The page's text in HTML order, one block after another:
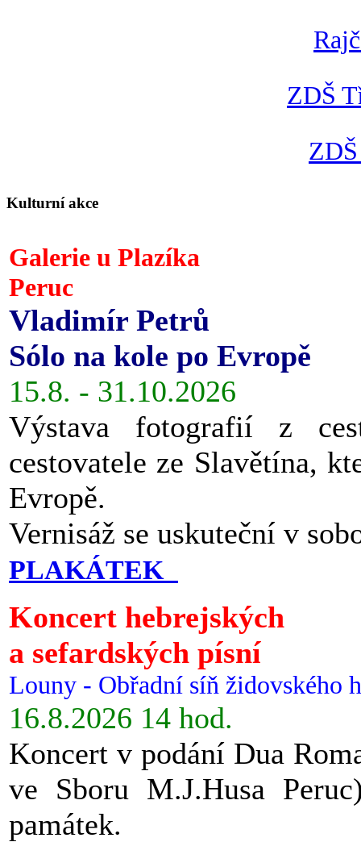
ZDŠ
Kulturní akce
Galerie u Plazíka
Peruc
Vladimír Petrů
Sólo na kole po Evropě
15.8. - 31.10.2026
Výstava fotografií z
cestovatele ze Slavětína,
Evropě.
Vernisáž se uskuteční v
PLAKÁTEK
Koncert hebrejských
a sefardských písní
Louny - Obřadní síň židovského
16.8.2026 14 hod.
Koncert v podání Dua
ve Sboru M.J.Husa
památek.